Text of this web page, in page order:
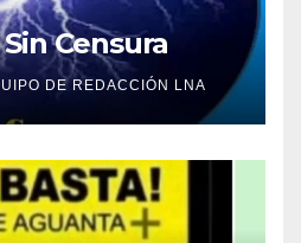
Censura
DE REDACCIÓN LNA